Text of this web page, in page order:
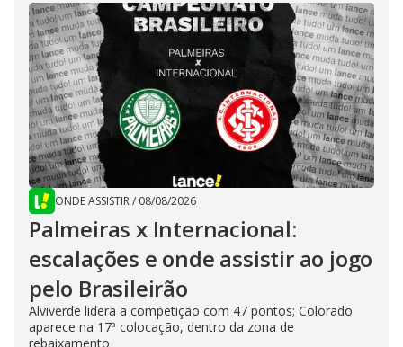
ONDE ASSISTIR/ 08/08/2026
Palmeiras x Internacional:
escalações e onde assistir ao jogo
pelo Brasileirão
Alviverde lidera a competição com 47 pontos; Colorado
aparece na 17ª colocação, dentro da zona de
rebaixamento